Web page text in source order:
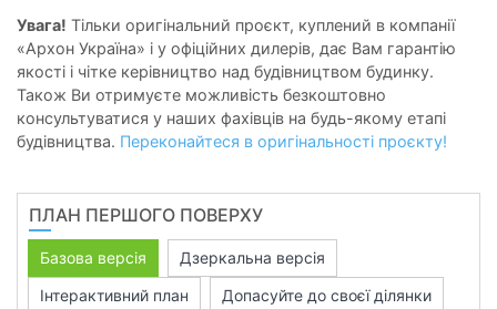
Увага! Тільки оригінальний проєкт, куплений в компанії
«Архон Україна» і у офіційних дилерів, дає Вам гарантію
якості і чітке керівництво над будівництвом будинку.
Також Ви отримуєте можливість безкоштовно
консультуватися у наших фахівців на будь-якому етапі
будівництва. Переконайтеся в оригінальності проєкту!
ПЛАН ПЕРШОГО ПОВЕРХУ
Базова версія
Дзеркальна версія
Інтерактивний план
Допасуйте до своєї ділянки